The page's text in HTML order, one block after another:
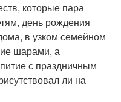
которые пара
день рождения
в узком семейном
шарами, а
с праздничным
ли на